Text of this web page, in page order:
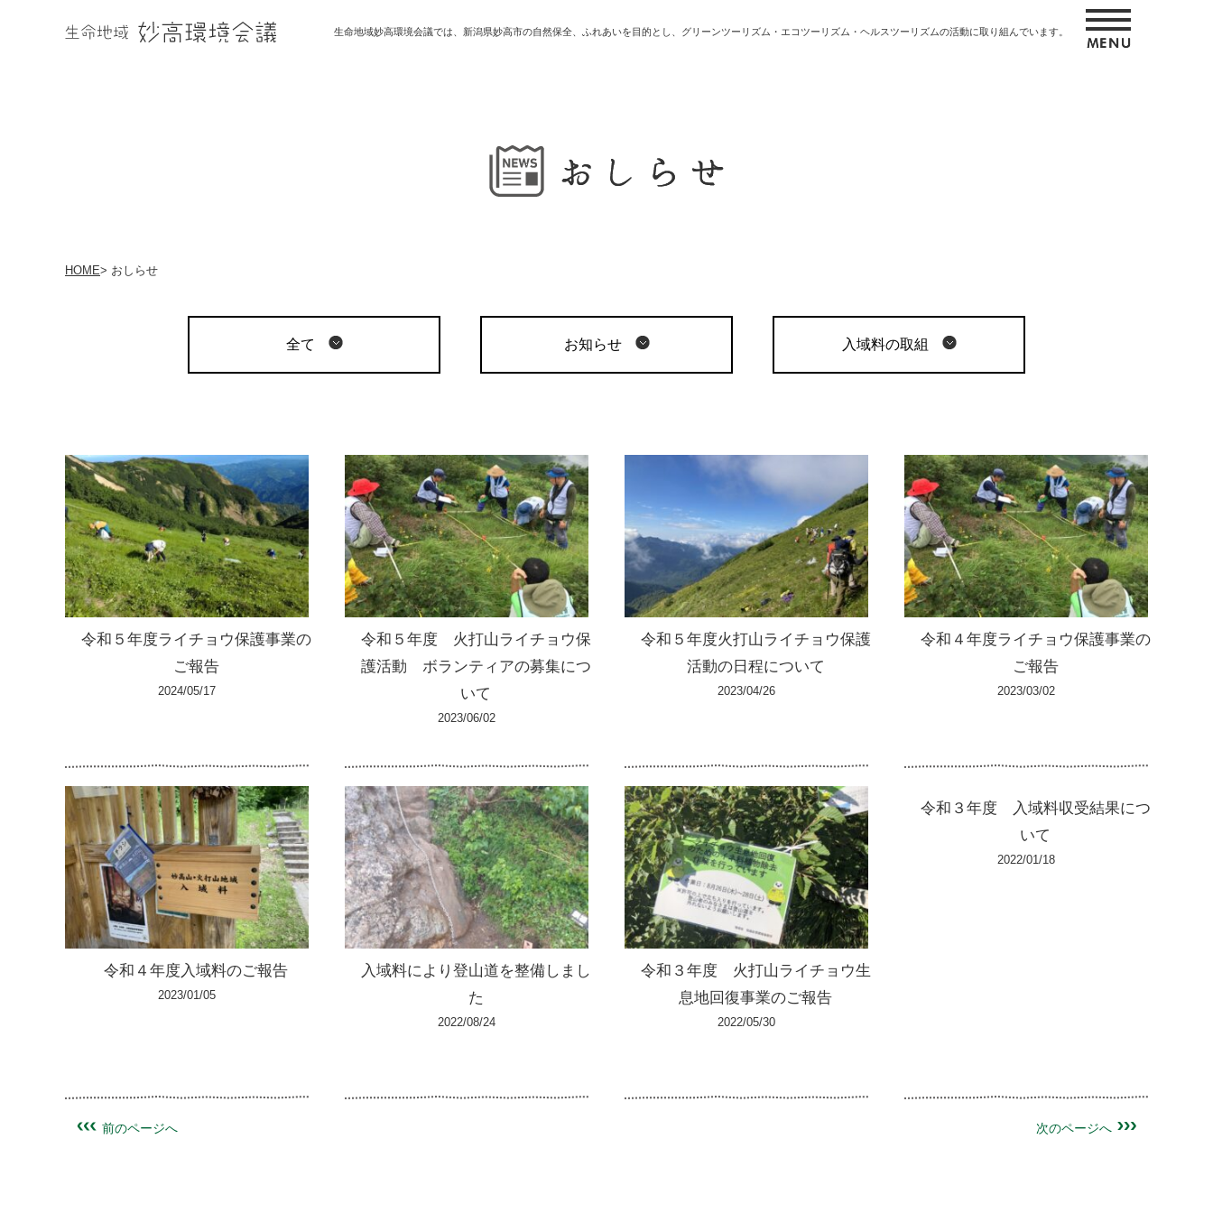
生命地域妙高環境会議では、新潟県妙高市の自然保全、ふれあいを目的とし、グリーンツーリズム・エコツーリズム・ヘルスツーリズムの活動に取り組んでいます。
HOME> おしらせ
全て お知らせ 入域料の取組
令和５年度ライチョウ保護事業の
ご報告
2024/05/17
令和５年度 火打山ライチョウ保
護活動 ボランティアの募集につ
いて
2023/06/02
令和５年度火打山ライチョウ保護
活動の日程について
2023/04/26
令和４年度ライチョウ保護事業の
ご報告
2023/03/02
令和４年度入域料のご報告
2023/01/05
入域料により登山道を整備しまし
た
2022/08/24
令和３年度 火打山ライチョウ生
息地回復事業のご報告
2022/05/30
令和３年度 入域料収受結果につ
いて
2022/01/18
前のページへ 次のページへ